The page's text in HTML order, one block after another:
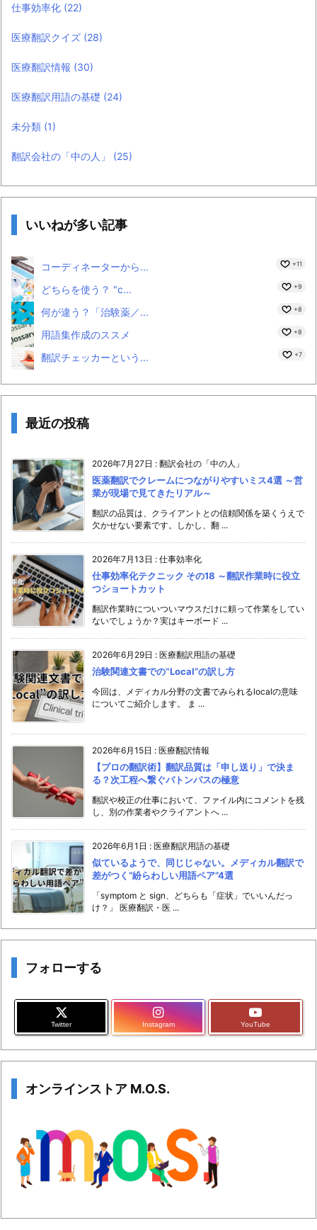
仕事効率化 (22)
医療翻訳クイズ (28)
医療翻訳情報 (30)
医療翻訳用語の基礎 (24)
未分類 (1)
翻訳会社の「中の人」 (25)
いいねが多い記事
コーディネーターから... +11
どちらを使う？ "c... +9
何が違う？「治験薬／... +8
用語集作成のススメ +8
翻訳チェッカーという... +7
最近の投稿
2026年7月27日 : 翻訳会社の「中の人」
医薬翻訳でクレームにつながりやすいミス4選 ～営
業が現場で見てきたリアル～
翻訳の品質は、クライアントとの信頼関係を築くうえで
欠かせない要素です。しかし、翻 ...
2026年7月13日 : 仕事効率化
仕事効率化テクニック その18 ～翻訳作業時に役立
つショートカット
翻訳作業時についついマウスだけに頼って作業をしてい
ないでしょうか？実はキーボード ...
2026年6月29日 : 医療翻訳用語の基礎
治験関連文書での‟Local”の訳し方
今回は、メディカル分野の文書でみられるlocalの意味
についてご紹介します。 ま ...
2026年6月15日 : 医療翻訳情報
【プロの翻訳術】翻訳品質は「申し送り」で決ま
る？次工程へ繋ぐバトンパスの極意
翻訳や校正の仕事において、ファイル内にコメントを残
し、別の作業者やクライアントへ ...
2026年6月1日 : 医療翻訳用語の基礎
似ているようで、同じじゃない。メディカル翻訳で
差がつく“紛らわしい用語ペア”4選
「symptom と sign、どちらも「症状」でいいんだっ
け？」 医療翻訳・医 ...
フォローする
Twitter Instagram YouTube
オンラインストア M.O.S.